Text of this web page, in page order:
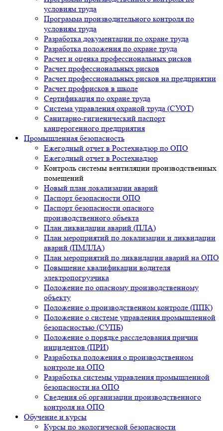
условиям труда
Программа производительного контроля по
условиям труда
Разработка документации по охране труда
Разработка положения по охране труда
Расчет и оценка профессиональных рисков
Расчет профессиональных рисков
Расчет профессиональных рисков на предприятии
Расчет профрисков в школе
Сертификация по охране труда
Система управления охраной труда (СУОТ)
Санитарно-гигиенический паспорт
канцерогенного предприятия
Промышленная безопасность
Ежегодный отчет в Ростехнадзор по ОПО
Ежегодный отчет в Ростехнадзор
Контроль системы вентиляции производственных
помещений
Новый план локализации аварий
Паспорт безопасности ОПО
Паспорт безопасности опасного
производственного объекта
План ликвидации аварий (ПЛА)
План мероприятий по локализации и ликвидации
аварий (ПМЛЛА)
План мероприятий по ликвидации аварий на ОПО
Повышение квалификации водителя
электропогрузчика
Положение по опасному производственному
объекту
Положение о производственном контроле (ППК)
Положение о системе управления промышленной
безопасностью (СУПБ)
Положение о порядке расследования причин
инцидентов (ПРИ)
Разработка положения о производственном
контроле на ОПО
Разработка системы управления промышленной
безопасности на ОПО
Сведения об организации производственного
контроля на ОПО
Обучение и курсы
Курсы по экологической безопасности